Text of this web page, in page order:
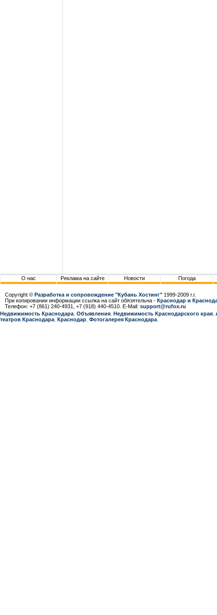
О нас Реклама на сайте Новости Погода
Copyright © Разработка и сопровождение "Кубань Хостинг" 1999-2009 г.г.
При копировании информации ссылка на сайт обязятельна - Краснодар и
Телефон: +7 (861) 240-4931, +7 (918) 440-4510. E-Mail: support@rufox.ru
Недвижимость Краснодара Объявления Недвижимость Краснодарcкого края
театров Краснодара Краснодар Фотогалерея Краснодара